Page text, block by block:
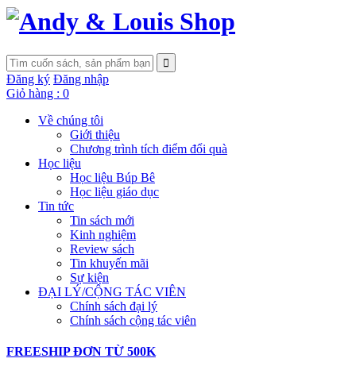
Đăng ký Đăng nhập
Giỏ hàng : 0
Về chúng tôi
Giới thiệu
Chương trình tích điểm đổi quà
Học liệu
Học liệu Búp Bê
Học liệu giáo dục
Tin tức
Tin sách mới
Kinh nghiệm
Review sách
Tin khuyến mãi
Sự kiện
ĐẠI LÝ/CỘNG TÁC VIÊN
Chính sách đại lý
Chính sách cộng tác viên
FREESHIP ĐƠN TỪ 500K